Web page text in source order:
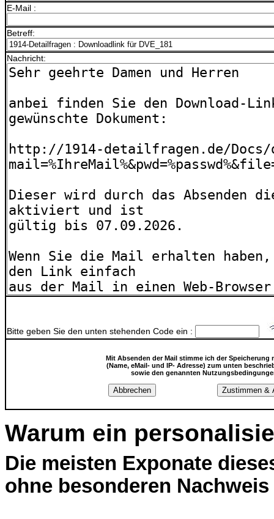
E-Mail :
Betreff:
Nachricht:
Bitte geben Sie den unten stehenden Code ein :
Mit Absenden der Mail stimme ich der Speicherung
(Name, eMail- und IP- Adresse) zum unten
sowie den genannten
Warum ein
Die meisten Exponate
ohne besonderen Nachweis